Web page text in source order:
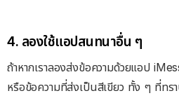
4. ลองใช้แอปสนทนาอื่น ๆ
ถ้าหากเราลองส่งข้อความด้วยแอป
หรือข้อความที่ส่งเป็นสีเขียว ทั้ง ๆ ที่ทร